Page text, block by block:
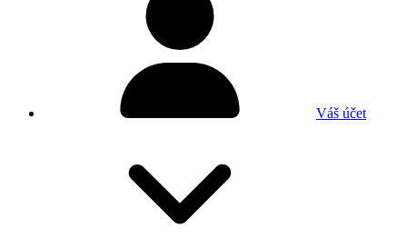
Váš účet